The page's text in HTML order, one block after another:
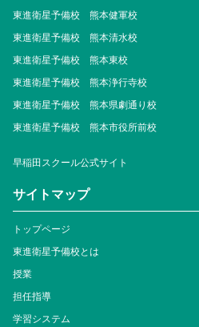
東進衛星予備校 熊本健軍校
東進衛星予備校 熊本清水校
東進衛星予備校 熊本東校
東進衛星予備校 熊本浄行寺校
東進衛星予備校 熊本県劇通り校
東進衛星予備校 熊本市役所前校
早稲田スクール公式サイト
サイトマップ
トップページ
東進衛星予備校とは
授業
担任指導
学習システム